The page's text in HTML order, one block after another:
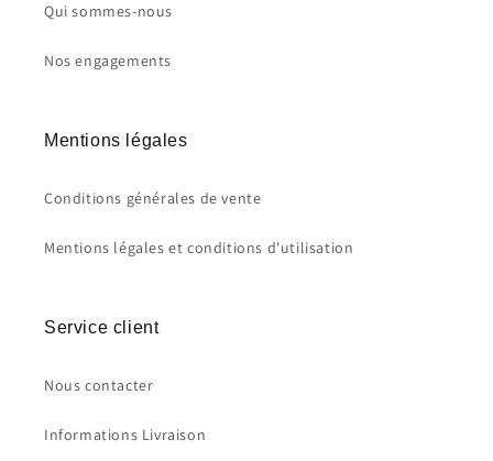
Qui sommes-nous
Nos engagements
Mentions légales
Conditions générales de vente
Mentions légales et conditions d'utilisation
Service client
Nous contacter
Informations Livraison